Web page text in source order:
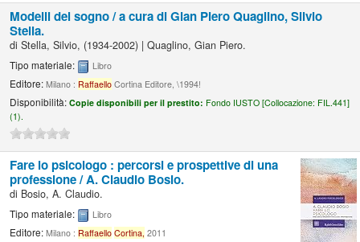
Modelli del sogno /a cura di Gian Piero Quaglino, Silvio
Stella.
diStella, Silvio, (1934-2002) |Quaglino, Gian Piero.
Tipo materiale: Libro
Editore:Milano : Raffaello Cortina Editore, \1994!
Disponibilità:Copie disponibili per il prestito: Fondo IUSTO [Collocazione: FIL.441]
(1).
Fare lo psicologo : percorsi e prospettive di una
professione /A. Claudio Bosio.
di Bosio, A. Claudio.
Tipo materiale: Libro
Editore:Milano : Raffaello Cortina, 2011